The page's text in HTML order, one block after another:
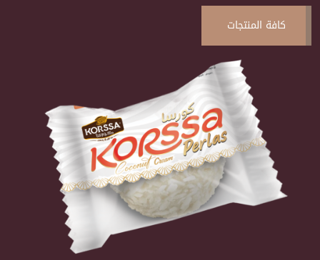
كافة المنتجات